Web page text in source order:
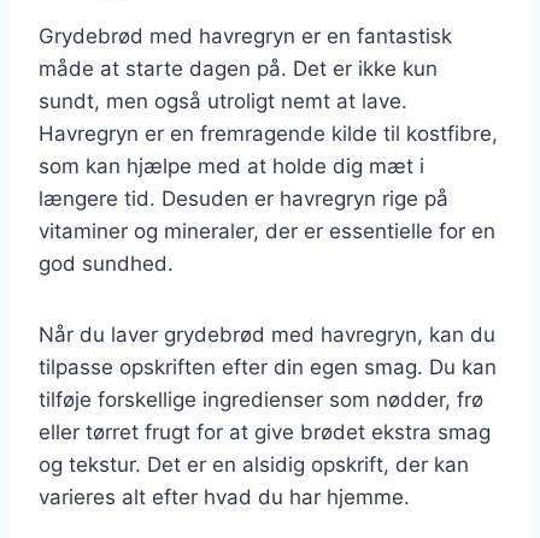
Grydebrød med havregryn er en fantastisk
måde at starte dagen på. Det er ikke kun
sundt, men også utroligt nemt at lave.
Havregryn er en fremragende kilde til kostfibre,
som kan hjælpe med at holde dig mæt i
længere tid. Desuden er havregryn rige på
vitaminer og mineraler, der er essentielle for en
god sundhed.
Når du laver grydebrød med havregryn, kan du
tilpasse opskriften efter din egen smag. Du kan
tilføje forskellige ingredienser som nødder, frø
eller tørret frugt for at give brødet ekstra smag
og tekstur. Det er en alsidig opskrift, der kan
varieres alt efter hvad du har hjemme.